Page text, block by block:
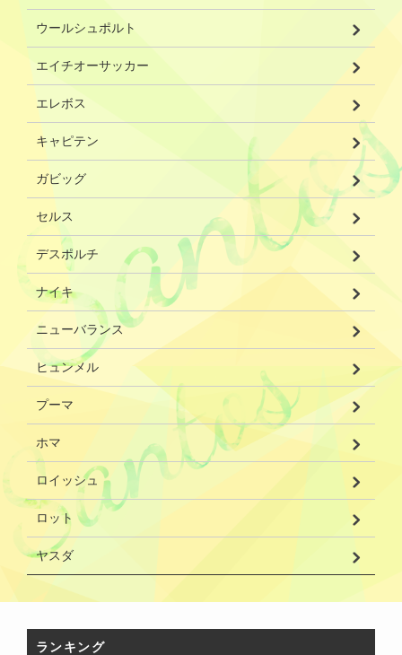
ウールシュポルト
エイチオーサッカー
エレボス
キャピテン
ガビッグ
セルス
デスポルチ
ナイキ
ニューバランス
ヒュンメル
プーマ
ホマ
ロイッシュ
ロット
ヤスダ
ランキング